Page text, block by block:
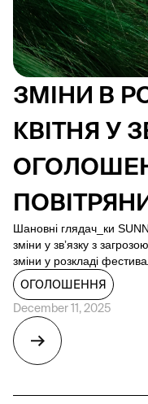
ЗМІНИ В
КВІТНЯ У
Шановні глядач_ки
зміни у звʼязку з
зміни у розкладі
ОГОЛОШЕННЯ
December 11, 2025